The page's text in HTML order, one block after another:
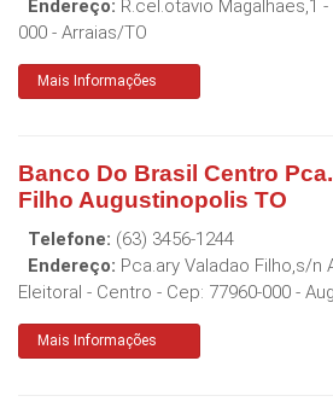
Endereço: R.cel.otavio Magalhaes,1
000 - Arraias/TO
Mais Informações
Banco Do Brasil Centro
Filho Augustinopolis TO
Telefone: (63) 3456-1244
Endereço: Pca.ary Valadao Filho,s/n
Eleitoral - Centro - Cep: 77960-000 -
Mais Informações